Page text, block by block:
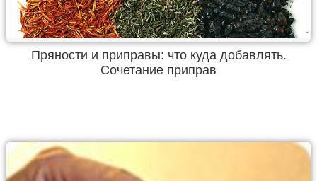
Пряности и приправы: что куда добавлять.
Сочетание приправ